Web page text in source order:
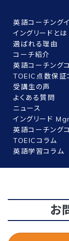
英語コーチング
イングリードとは
選ばれる理由
コーチ紹介
英語コーチング
TOEIC点数保証
受講生の声
よくある質問
ニュース
イングリード
英語コーチング
TOEICコラム
英語学習コラム
お